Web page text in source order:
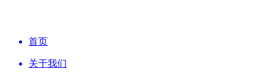
首页
关于我们